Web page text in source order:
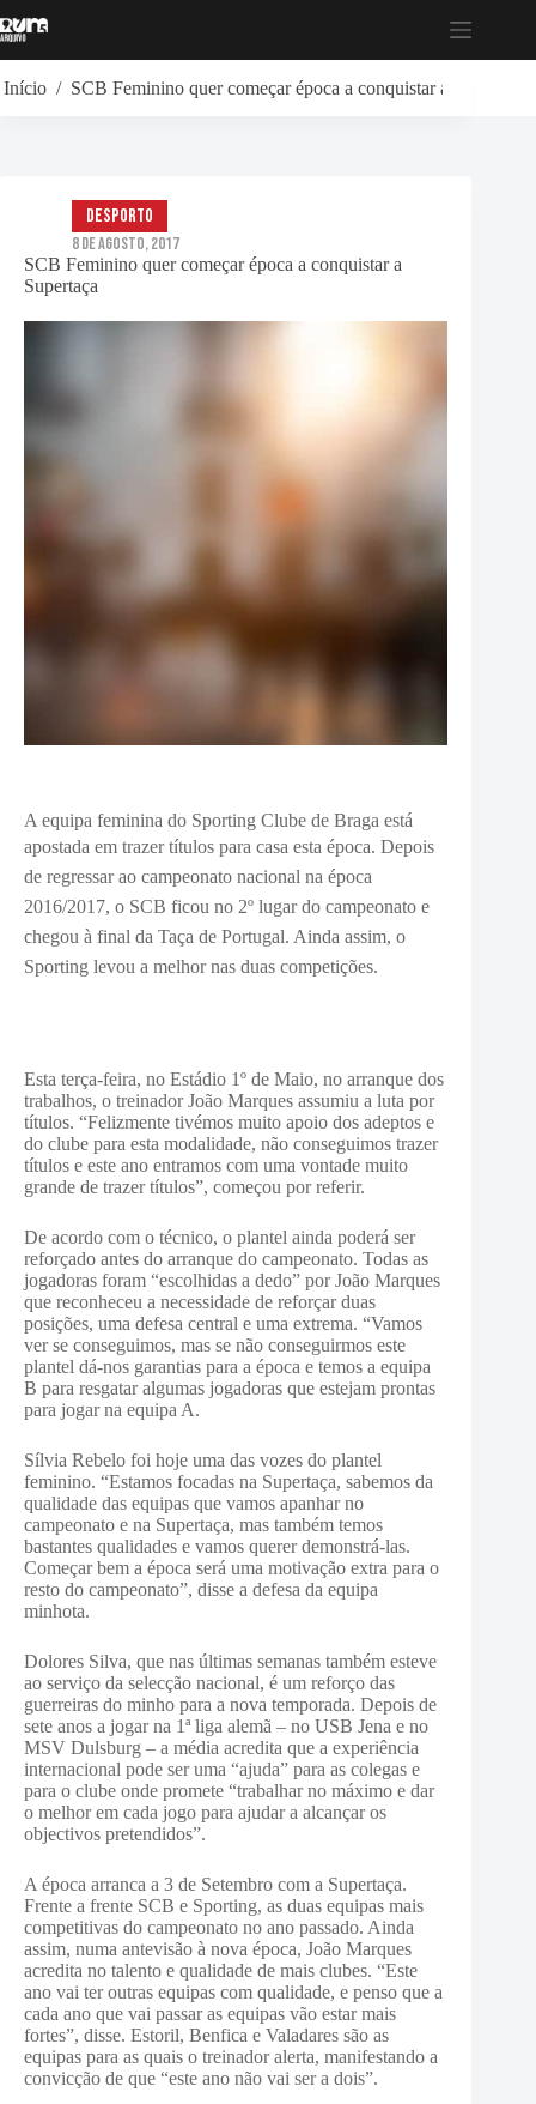
para
Início / SCB Feminino quer começar época a conquistar a Supertaça
SCB Feminino quer começar época a conquistar a
Supertaça
Desporto
8 de Agosto, 2017
A equipa feminina do Sporting Clube de Braga está
apostada em trazer títulos para casa esta época. Depois
de regressar ao campeonato nacional na época
2016/2017, o SCB ficou no 2º lugar do campeonato e
chegou à final da Taça de Portugal. Ainda assim, o
Sporting levou a melhor nas duas competições.
Esta terça-feira, no Estádio 1º de Maio, no arranque dos
trabalhos, o treinador João Marques assumiu a luta por
títulos. “Felizmente tivémos muito apoio dos adeptos e
do clube para esta modalidade, não conseguimos trazer
títulos e este ano entramos com uma vontade muito
grande de trazer títulos”, começou por referir.
De acordo com o técnico, o plantel ainda poderá ser
reforçado antes do arranque do campeonato. Todas as
jogadoras foram “escolhidas a dedo” por João Marques
que reconheceu a necessidade de reforçar duas
posições, uma defesa central e uma extrema. “Vamos
ver se conseguimos, mas se não conseguirmos este
plantel dá-nos garantias para a época e temos a equipa
B para resgatar algumas jogadoras que estejam prontas
para jogar na equipa A.
Sílvia Rebelo foi hoje uma das vozes do plantel
feminino. “Estamos focadas na Supertaça, sabemos da
qualidade das equipas que vamos apanhar no
campeonato e na Supertaça, mas também temos
bastantes qualidades e vamos querer demonstrá-las.
Começar bem a época será uma motivação extra para o
resto do campeonato”, disse a defesa da equipa
minhota.
Dolores Silva, que nas últimas semanas também esteve
ao serviço da selecção nacional, é um reforço das
guerreiras do minho para a nova temporada. Depois de
sete anos a jogar na 1ª liga alemã – no USB Jena e no
MSV Dulsburg – a média acredita que a experiência
internacional pode ser uma “ajuda” para as colegas e
para o clube onde promete “trabalhar no máximo e dar
o melhor em cada jogo para ajudar a alcançar os
objectivos pretendidos”.
A época arranca a 3 de Setembro com a Supertaça.
Frente a frente SCB e Sporting, as duas equipas mais
competitivas do campeonato no ano passado. Ainda
assim, numa antevisão à nova época, João Marques
acredita no talento e qualidade de mais clubes. “Este
ano vai ter outras equipas com qualidade, e penso que a
cada ano que vai passar as equipas vão estar mais
fortes”, disse. Estoril, Benfica e Valadares são as
equipas para as quais o treinador alerta, manifestando a
convicção de que “este ano não vai ser a dois”.